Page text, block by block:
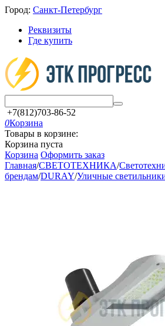
Город: Санкт-Петербург
Реквизиты
Где купить
+7(812)703-86-52
0Корзина
Товары в корзине:
Корзина пуста
Корзина Оформить заказ
Главная/СВЕТОТЕХНИКА/
брендам/DURAY/Уличные